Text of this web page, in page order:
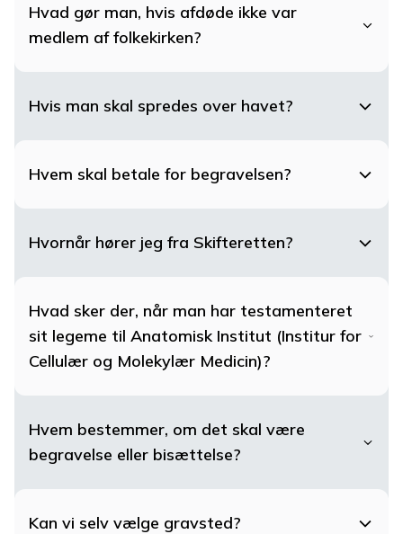
Hvad gør man, hvis afdøde ikke var
medlem af folkekirken?
Hvis man skal spredes over havet?
Hvem skal betale for begravelsen?
Hvornår hører jeg fra Skifteretten?
Hvad sker der, når man har testamenteret
sit legeme til Anatomisk Institut (Institur for
Cellulær og Molekylær Medicin)?
Hvem bestemmer, om det skal være
begravelse eller bisættelse?
Kan vi selv vælge gravsted?